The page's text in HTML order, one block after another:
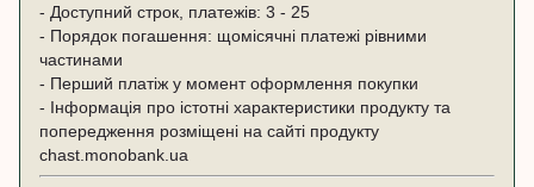
- Доступний строк, платежів: 3 - 25
- Порядок погашення: щомісячні платежі рівними
частинами
- Перший платіж у момент оформлення покупки
- Інформація про істотні характеристики продукту та
попередження розміщені на сайті продукту
chast.monobank.ua